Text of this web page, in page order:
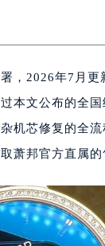
写字楼8层805
心写字楼A座13
子塔（中央广
楼（万象城）
中心大厦南塔写
楼17层1701室
字楼1座30层05
，2026年7月
本文公布的全
机芯修复的全
萧邦官方直属的